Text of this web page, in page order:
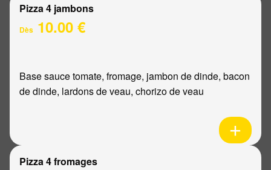
Pizza 4 jambons
Dès 10.00 €
Base sauce tomate, fromage, jambon de dinde, bacon
de dinde, lardons de veau, chorizo de veau
Pizza 4 fromages